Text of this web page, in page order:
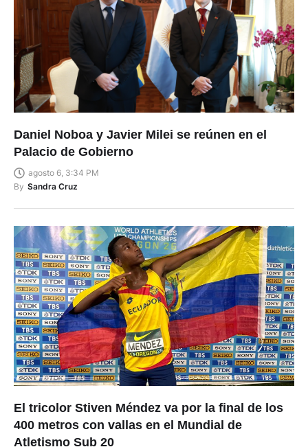
Daniel Noboa y Javier Milei se reúnen en el
Palacio de Gobierno
agosto 6, 3:34 PM
By Sandra Cruz
El tricolor Stiven Méndez va por la final de los
400 metros con vallas en el Mundial de
Atletismo Sub 20